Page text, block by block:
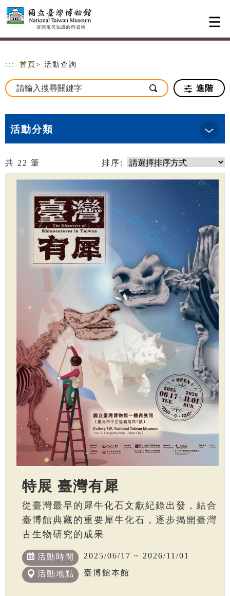
跳到主要內容
網站導覽
::: 首頁 > 活動查詢
進階
活動分類
共 22 筆 排序:
特展 臺灣有犀
從臺灣最早的犀牛化石文獻紀錄出發，結合
臺博館典藏的重要犀牛化石，逐步揭開臺灣
古生物研究的成果
活動時間 2025/06/17 ~ 2026/11/01
活動地點 臺博館本館